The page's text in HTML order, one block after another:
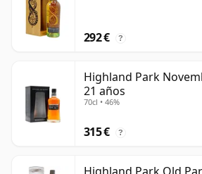
292 € ?
Highland Park
21 años
70cl • 46%
315 € ?